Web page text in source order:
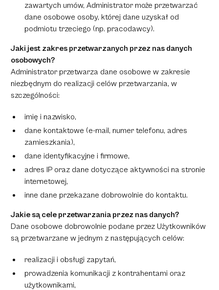
zawartych umów, Administrator może przetwarzać
dane osobowe osoby, której dane uzyskał od
podmiotu trzeciego (np. pracodawcy).
Jaki jest zakres przetwarzanych przez nas danych
osobowych?
Administrator przetwarza dane osobowe w zakresie
niezbędnym do realizacji celów przetwarzania, w
szczególności:
imię i nazwisko,
dane kontaktowe (e-mail, numer telefonu, adres
zamieszkania),
dane identyfikacyjne i firmowe,
adres IP oraz dane dotyczące aktywności na stronie
internetowej,
inne dane przekazane dobrowolnie do kontaktu.
Jakie są cele przetwarzania przez nas danych?
Dane osobowe dobrowolnie podane przez Użytkowników
są przetwarzane w jednym z następujących celów:
realizacji i obsługi zapytań,
prowadzenia komunikacji z kontrahentami oraz
użytkownikami,